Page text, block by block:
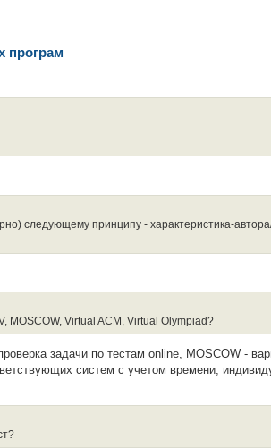
програм
следующему принципу - характеристика-
MOSCOW, Virtual ACM, Virtual Olympiad?
задачи по тестам online, MOSCOW -
систем с учетом времени,